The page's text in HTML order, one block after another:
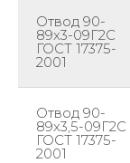
Отвод 90-
89х3-09Г2С
ГОСТ 17375-
2001
Отвод 90-
89х3,5-09Г2С
ГОСТ 17375-
2001